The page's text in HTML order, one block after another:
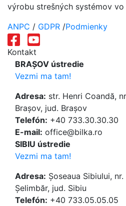
výrobu strešných systémov
ANPC / GDPR /Podmienky
Kontakt
BRAȘOV ústredie
Vezmi ma tam!
Adresa: str. Henri Coandă,
Brașov, jud. Brașov
Telefón: +40 733.30.30.30
E-mail: office@bilka.ro
SIBIU ústredie
Vezmi ma tam!
Adresa: Șoseaua Sibiului, nr.
Șelimbăr, jud. Sibiu
Telefón: +40 733.05.05.05